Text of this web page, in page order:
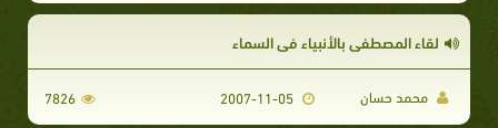
لقاء المصطفى بالأنبياء فى السماء
محمد حسان 7826